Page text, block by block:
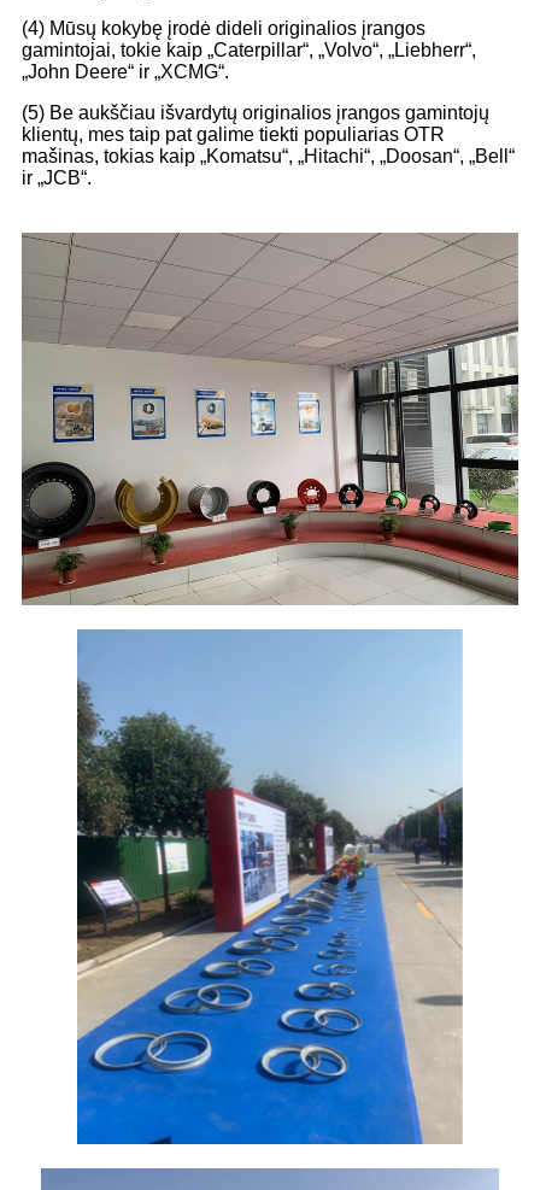
(4) Mūsų kokybę įrodė dideli originalios įrangos
gamintojai, tokie kaip „Caterpillar“, „Volvo“, „Liebherr“,
„John Deere“ ir „XCMG“.
(5) Be aukščiau išvardytų originalios įrangos gamintojų
klientų, mes taip pat galime tiekti populiarias OTR
mašinas, tokias kaip „Komatsu“, „Hitachi“, „Doosan“, „Bell“
ir „JCB“.